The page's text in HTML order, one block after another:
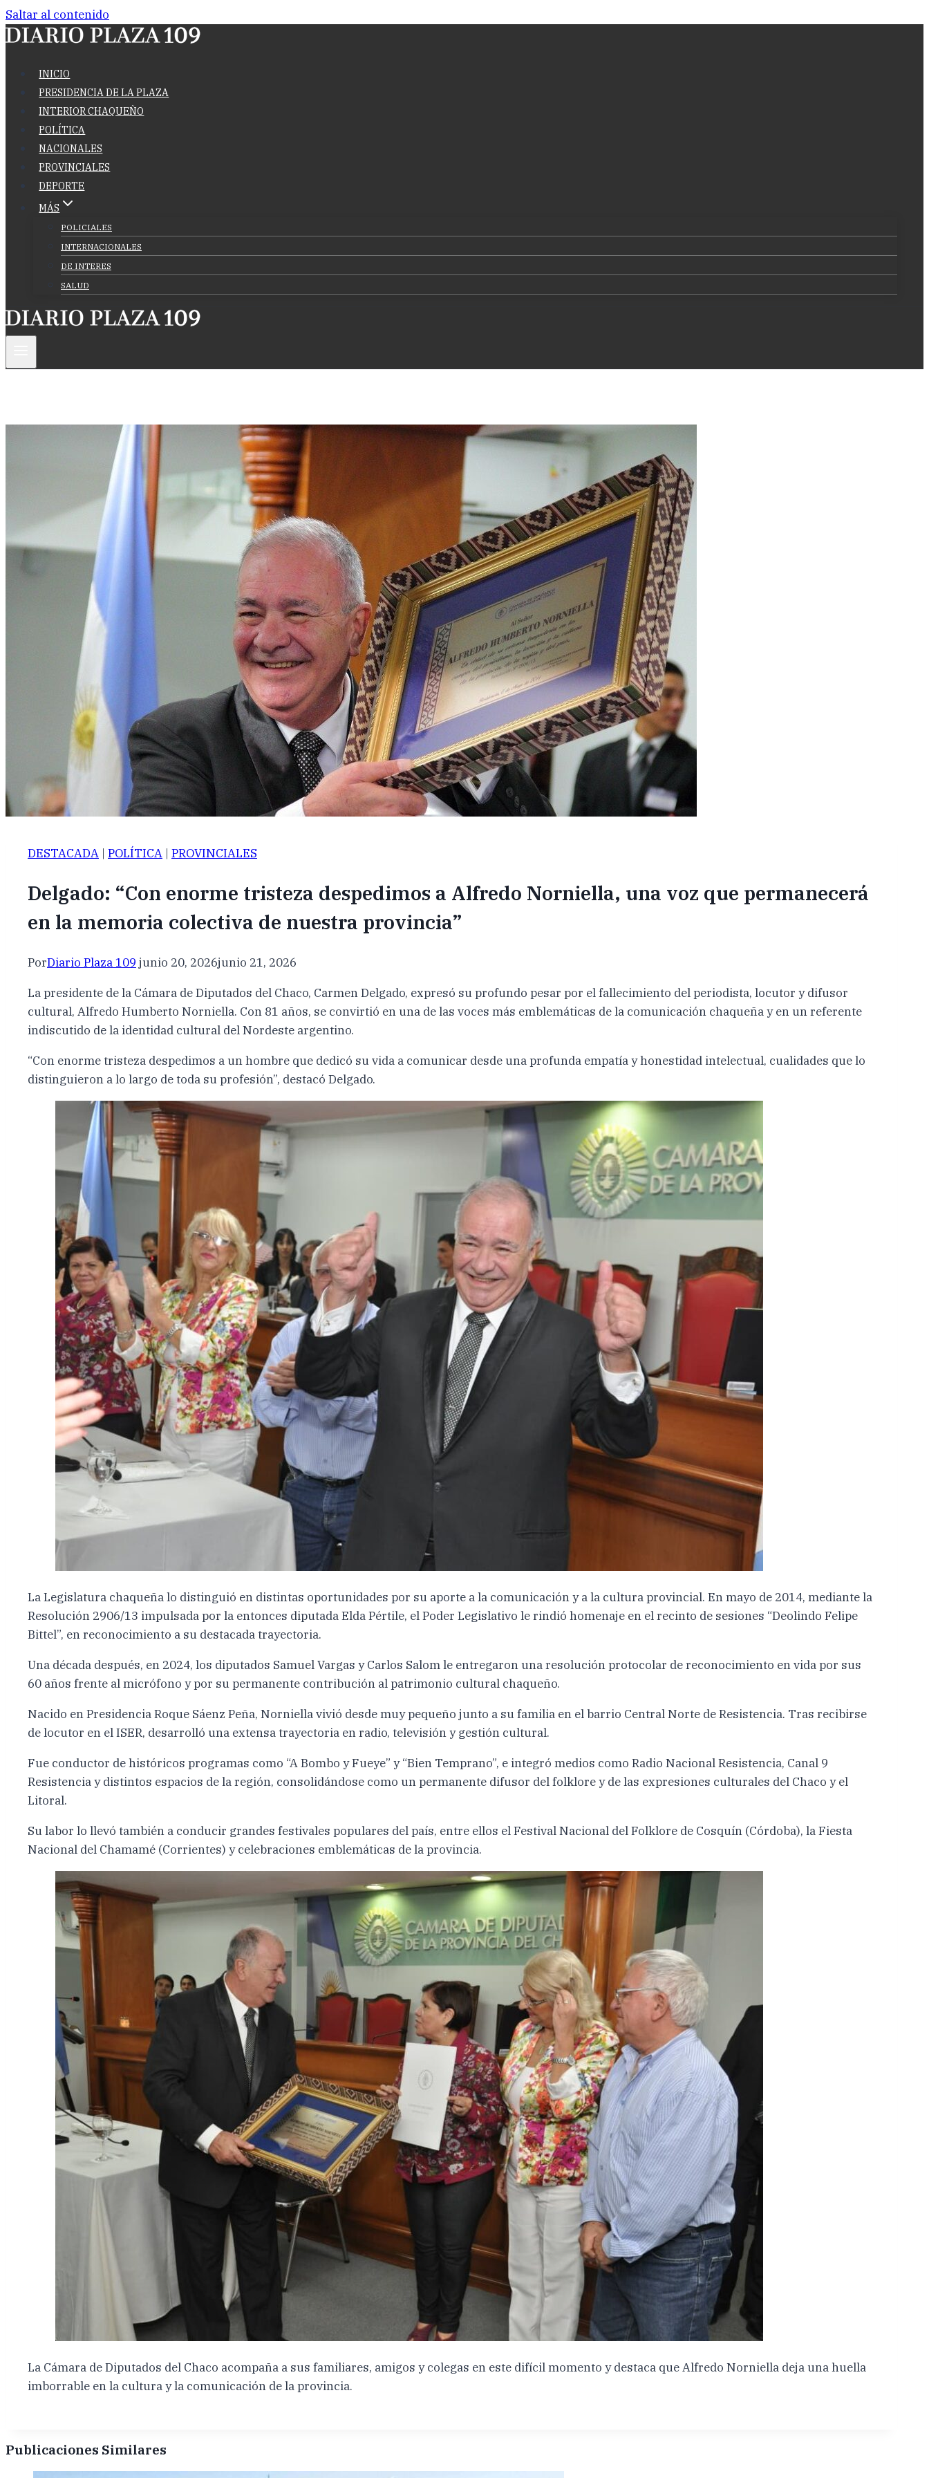
Saltar al contenido
INICIO
PRESIDENCIA DE LA PLAZA
INTERIOR CHAQUEÑO
POLÍTICA
NACIONALES
PROVINCIALES
DEPORTE
MÁS
POLICIALES
INTERNACIONALES
DE INTERES
SALUD
DESTACADA | POLÍTICA | PROVINCIALES
Delgado: “Con enorme tristeza despedimos a Alfredo Norniella, una voz que permanecerá
en la memoria colectiva de nuestra provincia”
PorDiario Plaza 109 junio 20, 2026junio 21, 2026
La presidente de la Cámara de Diputados del Chaco, Carmen Delgado, expresó su profundo pesar por el fallecimiento del periodista, locutor y difusor
cultural, Alfredo Humberto Norniella. Con 81 años, se convirtió en una de las voces más emblemáticas de la comunicación chaqueña y en un referente
indiscutido de la identidad cultural del Nordeste argentino.
“Con enorme tristeza despedimos a un hombre que dedicó su vida a comunicar desde una profunda empatía y honestidad intelectual, cualidades que lo
distinguieron a lo largo de toda su profesión”, destacó Delgado.
La Legislatura chaqueña lo distinguió en distintas oportunidades por su aporte a la comunicación y a la cultura provincial. En mayo de 2014, mediante la
Resolución 2906/13 impulsada por la entonces diputada Elda Pértile, el Poder Legislativo le rindió homenaje en el recinto de sesiones “Deolindo Felipe
Bittel”, en reconocimiento a su destacada trayectoria.
Una década después, en 2024, los diputados Samuel Vargas y Carlos Salom le entregaron una resolución protocolar de reconocimiento en vida por sus
60 años frente al micrófono y por su permanente contribución al patrimonio cultural chaqueño.
Nacido en Presidencia Roque Sáenz Peña, Norniella vivió desde muy pequeño junto a su familia en el barrio Central Norte de Resistencia. Tras recibirse
de locutor en el ISER, desarrolló una extensa trayectoria en radio, televisión y gestión cultural.
Fue conductor de históricos programas como “A Bombo y Fueye” y “Bien Temprano”, e integró medios como Radio Nacional Resistencia, Canal 9
Resistencia y distintos espacios de la región, consolidándose como un permanente difusor del folklore y de las expresiones culturales del Chaco y el
Litoral.
Su labor lo llevó también a conducir grandes festivales populares del país, entre ellos el Festival Nacional del Folklore de Cosquín (Córdoba), la Fiesta
Nacional del Chamamé (Corrientes) y celebraciones emblemáticas de la provincia.
La Cámara de Diputados del Chaco acompaña a sus familiares, amigos y colegas en este difícil momento y destaca que Alfredo Norniella deja una huella
imborrable en la cultura y la comunicación de la provincia.
Publicaciones Similares